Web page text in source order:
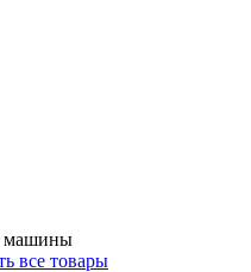
машины
все товары